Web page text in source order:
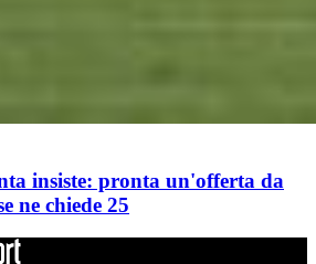
insiste: pronta un'offerta da
ne chiede 25